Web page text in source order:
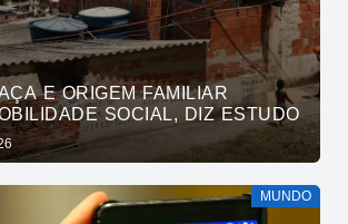
E ORIGEM FAMILIAR
SOCIAL, DIZ ESTUDO
MUNDO